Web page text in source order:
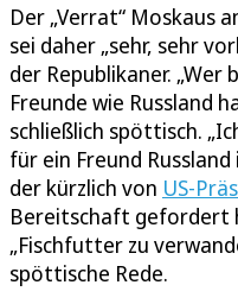
Der „Verrat“ Moskaus
sei daher „sehr, sehr
der Republikaner.
Freunde wie Russland
schließlich spöttisch.
für ein Freund
der kürzlich von US-
Bereitschaft gefordert
„Fischfutter zu
spöttische Rede.